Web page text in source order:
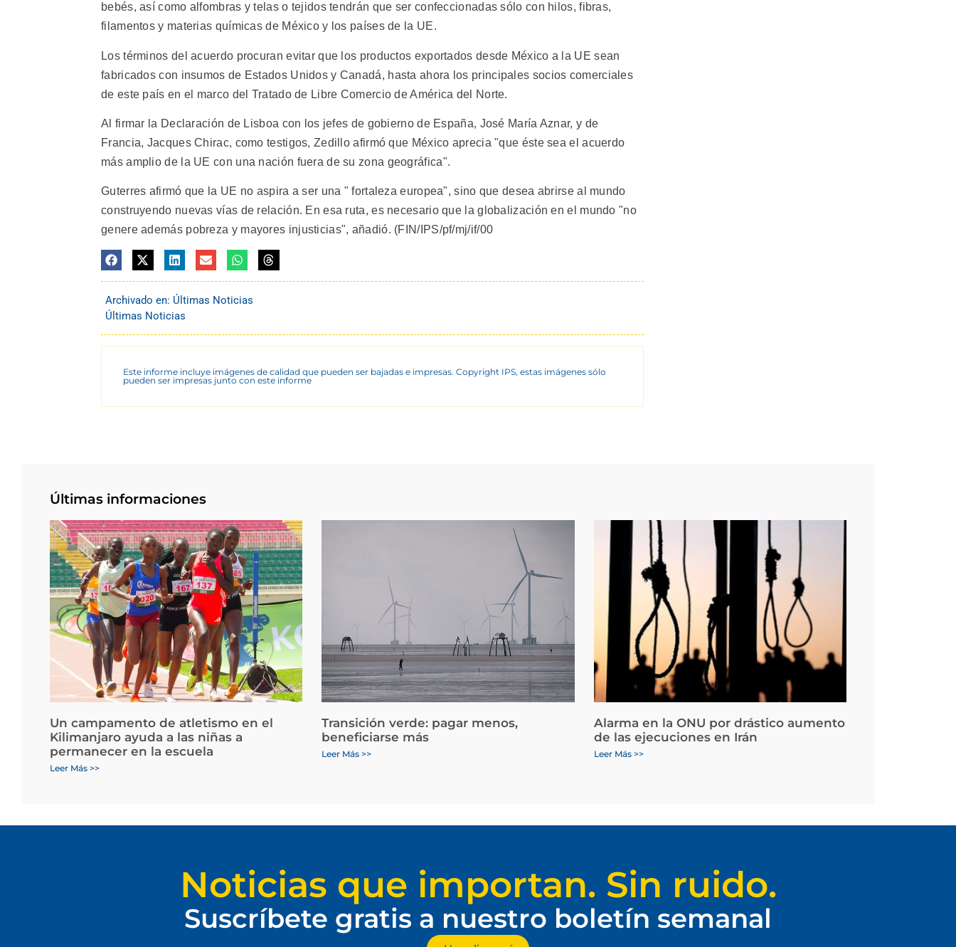
bebés, así como alfombras y telas o tejidos tendrán que ser confeccionadas sólo con hilos, fibras,
filamentos y materias químicas de México y los países de la UE.
Los términos del acuerdo procuran evitar que los productos exportados desde México a la UE sean
fabricados con insumos de Estados Unidos y Canadá, hasta ahora los principales socios comerciales
de este país en el marco del Tratado de Libre Comercio de América del Norte.
Al firmar la Declaración de Lisboa con los jefes de gobierno de España, José María Aznar, y de
Francia, Jacques Chirac, como testigos, Zedillo afirmó que México aprecia "que éste sea el acuerdo
más amplio de la UE con una nación fuera de su zona geográfica".
Guterres afirmó que la UE no aspira a ser una " fortaleza europea", sino que desea abrirse al mundo
construyendo nuevas vías de relación. En esa ruta, es necesario que la globalización en el mundo "no
genere además pobreza y mayores injusticias", añadió. (FIN/IPS/pf/mj/if/00
Archivado en: Últimas Noticias
Últimas Noticias
Este informe incluye imágenes de calidad que pueden ser bajadas e impresas. Copyright IPS, estas imágenes sólo
pueden ser impresas junto con este informe
Últimas informaciones
Un campamento de atletismo en el
Kilimanjaro ayuda a las niñas a
permanecer en la escuela
Leer Más >>
Transición verde: pagar menos,
beneficiarse más
Leer Más >>
Alarma en la ONU por drástico aumento
de las ejecuciones en Irán
Leer Más >>
Noticias que importan. Sin ruido.
Suscríbete gratis a nuestro boletín semanal